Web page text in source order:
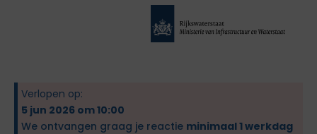
Verlopen op:
5 jun 2026 om 10:00
We ontvangen graag je reactie minimaal 1 werkdag